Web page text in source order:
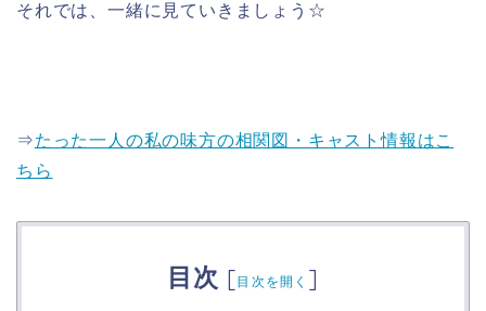
それでは、一緒に見ていきましょう☆
⇒たった一人の私の味方の相関図・キャスト情報はこ
ちら
目次 [目次を開く ]